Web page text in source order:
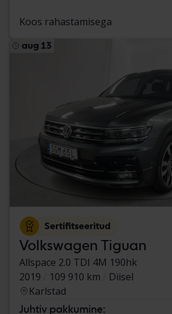
Koos rahastamisega
aug 13
Sertifitseeritud
Volkswagen Tiguan
Allspace 2.0 TDI 4M 190hk
2019
109 910 km
Diisel
Karlstad
Juhtiv pakkumine: